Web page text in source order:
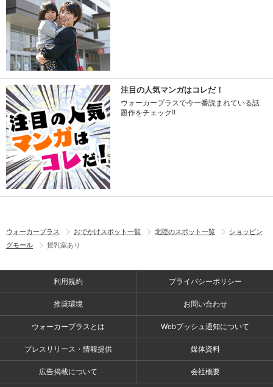
注目の人気マンガはコレだ！
ウォーカープラスで今一番読まれている話
題作をチェック!!
ウォーカープラス おでかけスポット一覧 北陸のスポット一覧
ショッピン
グモール
授乳室あり
利用規約 プライバシーポリシー
推奨環境 お問い合わせ
ウォーカープラスとは Webプッシュ通知について
プレスリリース・情報提供 媒体資料
広告掲載について 会社概要